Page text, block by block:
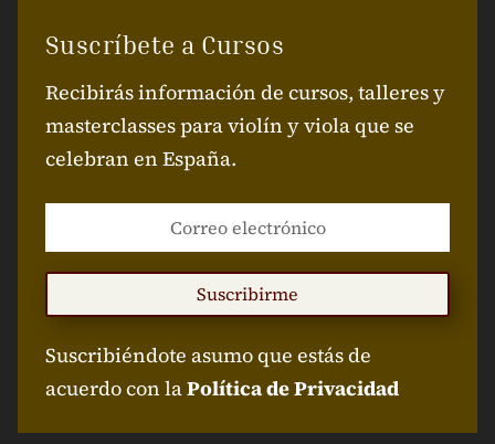
Suscríbete a Cursos
Recibirás información de cursos, talleres y
masterclasses para violín y viola que se
celebran en España.
Suscribirme
Suscribiéndote asumo que estás de
acuerdo con laPolítica de Privacidad